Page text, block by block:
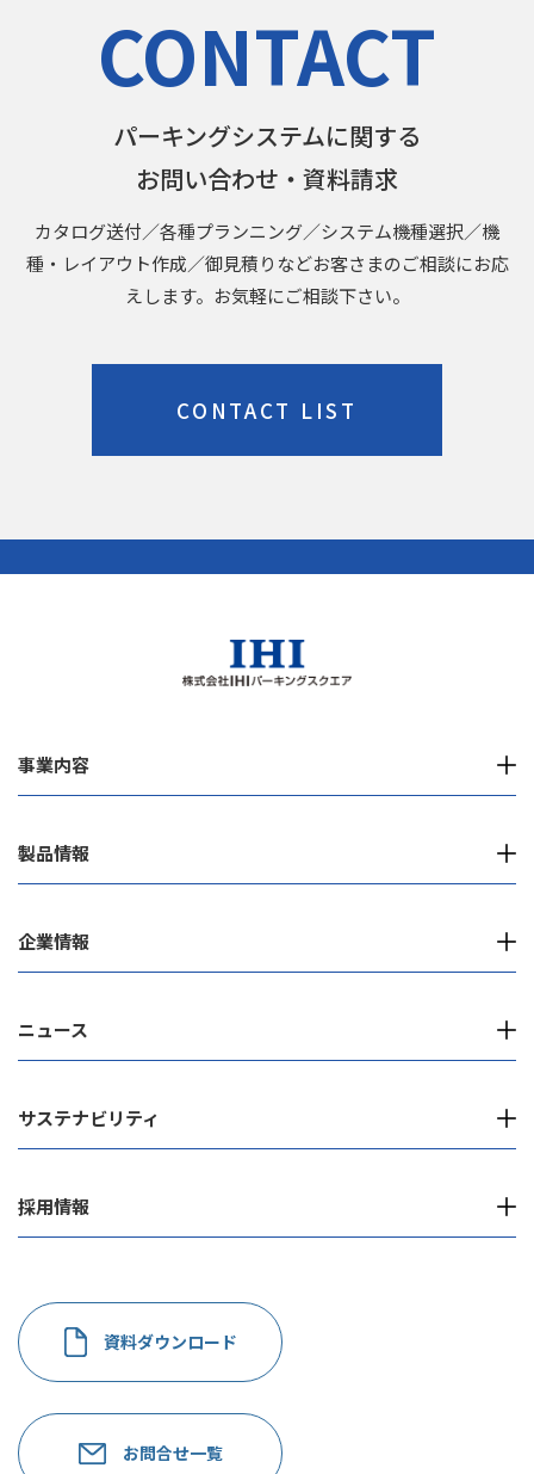
CONTACT
パーキングシステムに関する
お問い合わせ・資料請求
カタログ送付／各種プランニング／システム機種選択／機
種・レイアウト作成／御見積りなどお客さまのご相談にお応
えします。お気軽にご相談下さい。
CONTACT LIST
事業内容
製品情報
企業情報
ニュース
サステナビリティ
採用情報
資料ダウンロード
お問合せ一覧